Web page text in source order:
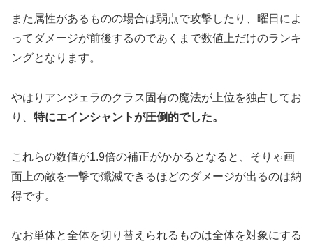
また属性があるものの場合は弱点で攻撃したり、曜日によ
ってダメージが前後するのであくまで数値上だけのランキ
ングとなります。
やはりアンジェラのクラス固有の魔法が上位を独占してお
り、 特にエインシャントが圧倒的でした。
これらの数値が1.9倍の補正がかかるとなると、そりゃ画
面上の敵を一撃で殲滅できるほどのダメージが出るのは納
得です。
なお単体と全体を切り替えられるものは全体を対象にする